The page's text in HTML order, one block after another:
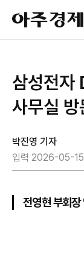
아
주
경
삼성전자
사무실
박진영 기자
입력 2026-05-15
전영현 부회